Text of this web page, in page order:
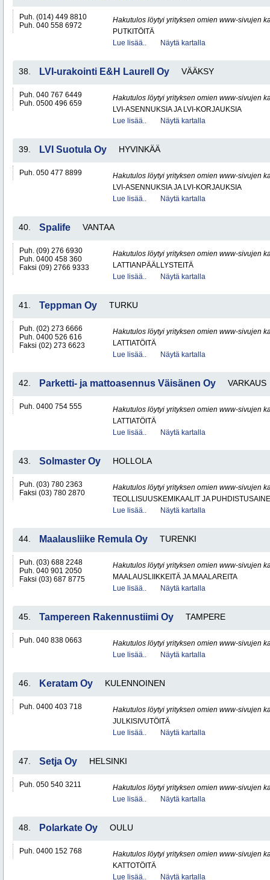
Puh. (014) 449 8810
Puh. 040 558 6972
Hakutulos löytyi yrityksen omien www-sivujen
PUTKITÖITÄ
Lue lisää..
Näytä kartalla
38. LVI-urakointi E&H Laurell Oy VÄÄKSY
Puh. 040 767 6449
Puh. 0500 496 659
Hakutulos löytyi yrityksen omien www-sivujen
LVI-ASENNUKSIA JA LVI-KORJAUKSIA
Lue lisää..
Näytä kartalla
39. LVI Suotula Oy HYVINKÄÄ
Puh. 050 477 8899
Hakutulos löytyi yrityksen omien www-sivujen
LVI-ASENNUKSIA JA LVI-KORJAUKSIA
Lue lisää..
Näytä kartalla
40. Spalife VANTAA
Puh. (09) 276 6930
Puh. 0400 458 360
Faksi (09) 2766 9333
Hakutulos löytyi yrityksen omien www-sivujen
LATTIANPÄÄLLYSTEITÄ
Lue lisää..
Näytä kartalla
41. Teppman Oy TURKU
Puh. (02) 273 6666
Puh. 0400 526 616
Faksi (02) 273 6623
Hakutulos löytyi yrityksen omien www-sivujen
LATTIATÖITÄ
Lue lisää..
Näytä kartalla
42. Parketti- ja mattoasennus Väisänen Oy VARKAUS
Puh. 0400 754 555
Hakutulos löytyi yrityksen omien www-sivujen
LATTIATÖITÄ
Lue lisää..
Näytä kartalla
43. Solmaster Oy HOLLOLA
Puh. (03) 780 2363
Faksi (03) 780 2870
Hakutulos löytyi yrityksen omien www-sivujen
TEOLLISUUSKEMIKAALIT JA
Lue lisää..
Näytä kartalla
44. Maalausliike Remula Oy TURENKI
Puh. (03) 688 2248
Puh. 040 901 2050
Faksi (03) 687 8775
Hakutulos löytyi yrityksen omien www-sivujen
MAALAUSLIIKKEITÄ JA MAALAREITA
Lue lisää..
Näytä kartalla
45. Tampereen Rakennustiimi Oy TAMPERE
Puh. 040 838 0663
Hakutulos löytyi yrityksen omien www-sivujen
Lue lisää..
Näytä kartalla
46. Keratam Oy KULENNOINEN
Puh. 0400 403 718
Hakutulos löytyi yrityksen omien www-sivujen
JULKISIVUTÖITÄ
Lue lisää..
Näytä kartalla
47. Setja Oy HELSINKI
Puh. 050 540 3211
Hakutulos löytyi yrityksen omien www-sivujen
Lue lisää..
Näytä kartalla
48. Polarkate Oy OULU
Puh. 0400 152 768
Hakutulos löytyi yrityksen omien www-sivujen
KATTOTÖITÄ
Lue lisää..
Näytä kartalla